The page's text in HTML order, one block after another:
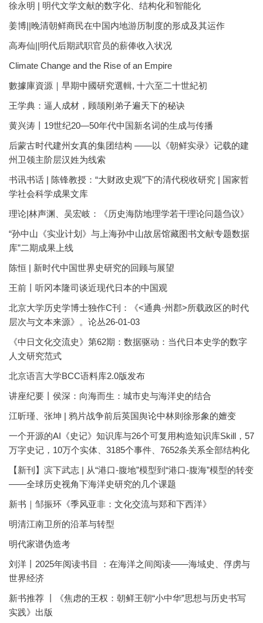
徐永明 | 明代文学文献的数字化、结构化和智能化
姜博||晚清朝鲜商民在中国内地游历制度的形成及其运作
高寿仙||明代后期武职官员的薪俸收入状况
Climate Change and the Rise of an Empire
數據庫資源｜早期中國研究選輯, 十六至二十世紀初
王学典：逼人成材，顾颉刚弟子遍天下的秘诀
黄兴涛丨19世纪20—50年代中国新名词的生成与传播
后蒙古时代建州女真的集团结构 ——以《朝鲜实录》记载的建
州卫领主阶层汉姓为线索
书讯书话 | 陈锋教授：“大财政史观”下的清代税收研究 | 国家哲
学社会科学成果文库
理论|林声渊、吴宏岐：《历史海防地理学若干理论问题刍议》
“孙中山《实业计划》与上海孙中山故居馆藏图书文献专题数据
库”二期成果上线
陈恒 | 新时代中国世界史研究的回顾与展望
王前丨听冈本隆司谈近现代日本的中国观
北京大学历史学博士独作C刊：《<通典·州郡>所载政区的时代
层次与文本来源》。论丛26-01-03
《中日文化交流史》第62期：数据驱动：当代日本史学的数字
人文研究范式
北京语言大学BCC语料库2.0版发布
讲座纪要丨侯深：向海而生：城市史与海洋史的结合
江昕瑾、张坤 | 鸦片战争前后英国舆论中林则徐形象的嬗变
一个开源的AI《史记》知识库与26个可复用构造知识库Skill，57
万字史记，10万个实体、3185个事件、7652条关系全部结构化
【新刊】滨下武志 | 从“港口-腹地”模型到“港口-腹海”模型的转变
——全球历史视角下海洋史研究的几个课题
新书｜邹振环《季风亚非：文化交流与郑和下西洋》
明清江南卫所的沿革与转型
明代家谱伪造考
刘洋丨2025年阅读书目 ：在海洋之间阅读——海域史、俘虏与
世界经济
新书推荐 丨《焦虑的王权：朝鲜王朝“小中华”思想与历史书写
实践》出版